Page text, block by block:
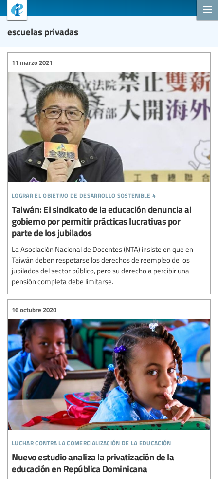
escuelas privadas
lograr el objetivo de desarrollo sostenible 4
11 marzo 2021
Taiwán: El sindicato de la educación denuncia al
gobierno por permitir prácticas lucrativas por
parte de los jubilados
La Asociación Nacional de Docentes (NTA) insiste en que en
Taiwán deben respetarse los derechos de reempleo de los
jubilados del sector público, pero su derecho a percibir una
pensión completa debe limitarse.
luchar contra la comercialización de la educación
16 octubre 2020
Nuevo estudio analiza la privatización de la
educación en República Dominicana